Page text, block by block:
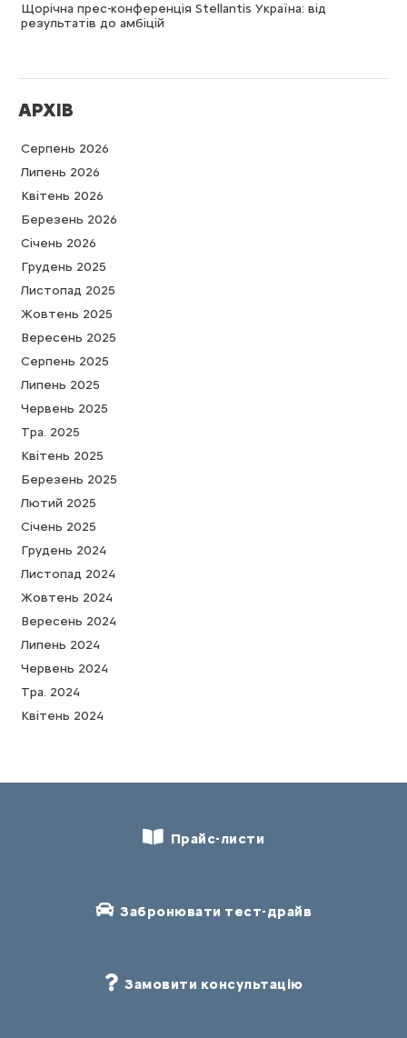
Щорічна прес-конференція Stellantis Україна: від
результатів до амбіцій
АРХІВ
Серпень 2026
Липень 2026
Квітень 2026
Березень 2026
Cічень 2026
Грудень 2025
Листопад 2025
Жовтень 2025
Вересень 2025
Серпень 2025
Липень 2025
Червень 2025
Тра. 2025
Квітень 2025
Березень 2025
Лютий 2025
Cічень 2025
Грудень 2024
Листопад 2024
Жовтень 2024
Вересень 2024
Липень 2024
Червень 2024
Тра. 2024
Квітень 2024
Прайс-листи
Забронювати тест-драйв
Замовити консультацію